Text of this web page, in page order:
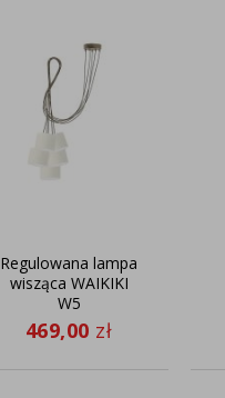
Regulowana lampa
wisząca WAIKIKI
W5
469,00 zł